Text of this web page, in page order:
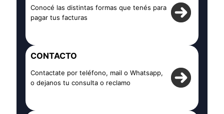
Conocé las distintas formas que tenés para
pagar tus facturas
CONTACTO
Contactate por teléfono, mail o Whatsapp,
o dejanos tu consulta o reclamo